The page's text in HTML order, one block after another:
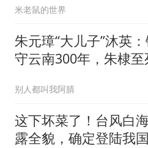
米老鼠的世界
朱元璋“大儿子”沐英
守云南300年，朱棣至
别人都叫我阿腈
这下坏菜了！台风白
露全貌，确定登陆我